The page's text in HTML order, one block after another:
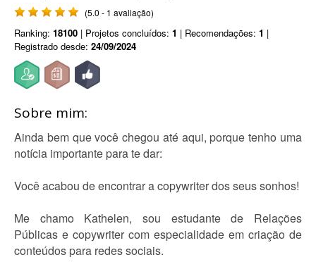
(5.0 - 1 avaliação)
Ranking: 18100 | Projetos concluídos: 1 | Recomendações: 1 |
Registrado desde: 24/09/2024
Sobre mim:
Ainda bem que você chegou até aqui, porque tenho uma
notícia importante para te dar:
Você acabou de encontrar a copywriter dos seus sonhos!
Me chamo Kathelen, sou estudante de Relações
Públicas e copywriter com especialidade em criação de
conteúdos para redes sociais.